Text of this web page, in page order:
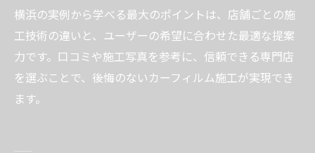
横浜の実例から学べる最大のポイントは、店舗ごとの施
工技術の違いと、ユーザーの希望に合わせた最適な提案
力です。口コミや施工写真を参考に、信頼できる専門店
を選ぶことで、後悔のないカーフィルム施工が実現でき
ます。